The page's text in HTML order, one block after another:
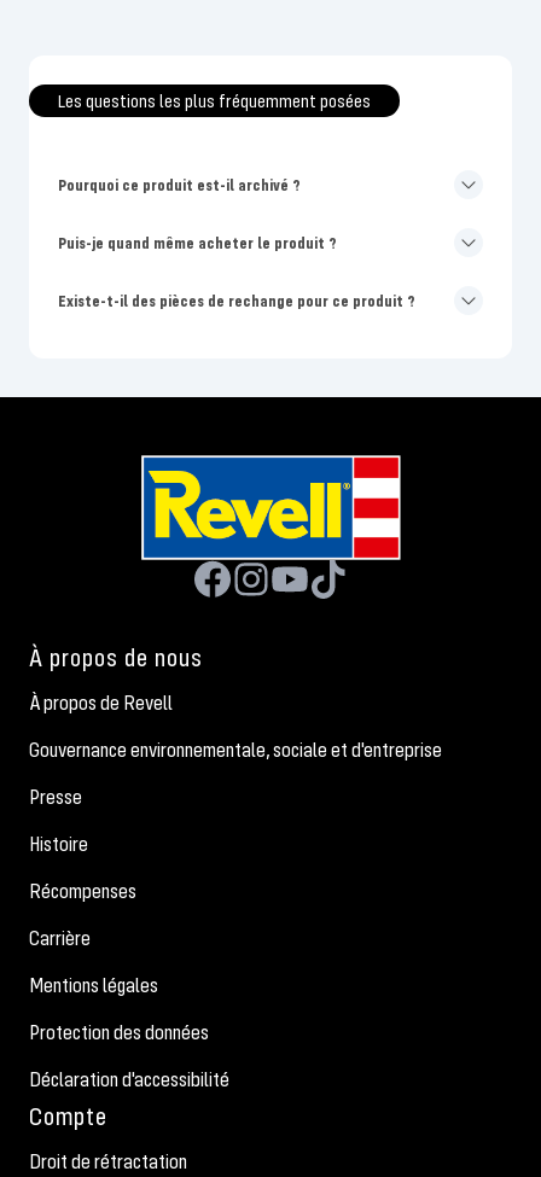
Les questions les plus fréquemment posées
Pourquoi ce produit est-il archivé ?
Puis-je quand même acheter le produit ?
Existe-t-il des pièces de rechange pour ce produit ?
À propos de nous
À propos de Revell
Gouvernance environnementale, sociale et d'entreprise
Presse
Histoire
Récompenses
Carrière
Mentions légales
Protection des données
Déclaration d'accessibilité
Compte
Droit de rétractation